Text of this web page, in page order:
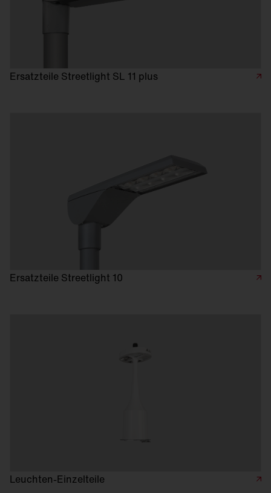
Ersatzteile Streetlight SL 11 plus
Ersatzteile Streetlight 10
Leuchten-Einzelteile